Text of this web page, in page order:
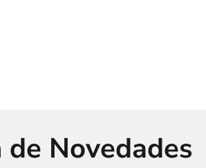
Novedades